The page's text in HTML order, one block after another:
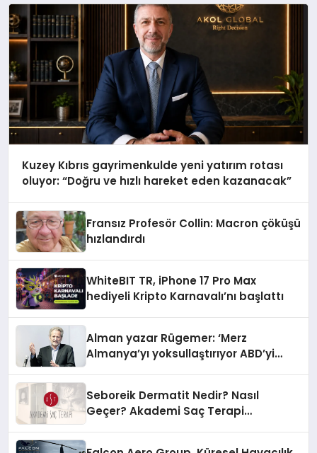
Kuzey Kıbrıs gayrimenkulde yeni yatırım rotası
oluyor: “Doğru ve hızlı hareket eden kazanacak”
Fransız Profesör Collin: Macron çöküşü
hızlandırdı
WhiteBIT TR, iPhone 17 Pro Max
hediyeli Kripto Karnavalı’nı başlattı
Alman yazar Rügemer: ‘Merz
Almanya’yı yoksullaştırıyor ABD’yi
Seboreik Dermatit Nedir? Nasıl
Geçer? Akademi Saç Terapi